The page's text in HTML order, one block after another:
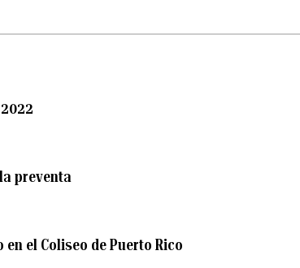
preventa
el Coliseo de Puerto Rico